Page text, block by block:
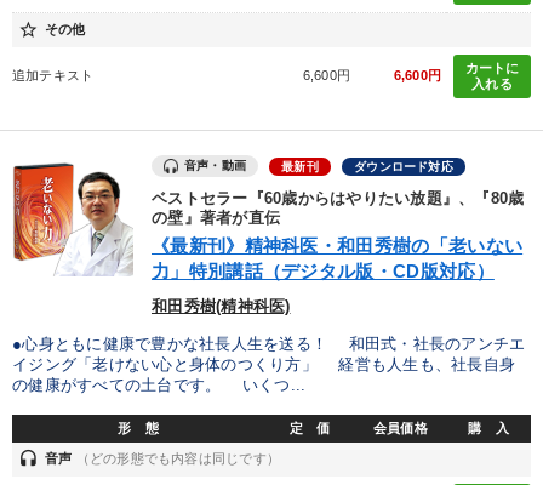
カテゴリー
全国経営者セミナー収録〈売れ筋・人気ランキング〉＆新刊・好
評講話
2025年春季全国経営者セミナー収録講演ＣＤ・講演ＤＶＤ・デジ
タル版（音声／動画ストリーミング・ダウンロード）
【2026年7月】音声・映像ご案内商品
社員が自律的に動き出す組織づくり
会社のパフォーマンスを高める講話
star_border その他
追加テキスト 6,600円 6,600円
カートに
入れる
音声・動画 最新刊 ダウンロード対応
ベストセラー『60歳からはやりたい放題』、『80歳
の壁』著者が直伝
《最新刊》精神科医・和田秀樹の「老いない
力」特別講話（デジタル版・CD版対応）
和田秀樹(精神科医)
●心身ともに健康で豊かな社長人生を送る！ 和田式・社長のアンチエ
イジング「老けない心と身体のつくり方」 経営も人生も、社長自身
の健康がすべての土台です。 いくつ...
形 態 定 価 会員価格 購 入
headset 音声 （どの形態でも内容は同じです）